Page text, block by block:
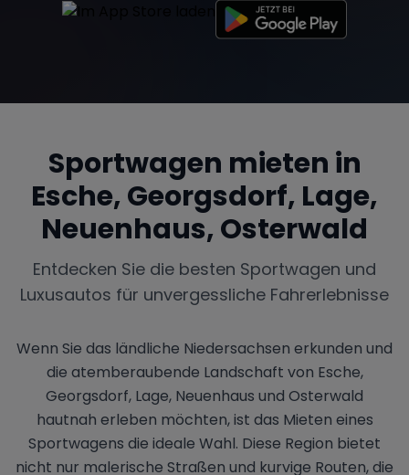
Sportwagen mieten in
Esche, Georgsdorf, Lage,
Neuenhaus, Osterwald
Entdecken Sie die besten Sportwagen und
Luxusautos für unvergessliche Fahrerlebnisse
Wenn Sie das ländliche Niedersachsen erkunden und
die atemberaubende Landschaft von Esche,
Georgsdorf, Lage, Neuenhaus und Osterwald
hautnah erleben möchten, ist das Mieten eines
Sportwagens die ideale Wahl. Diese Region bietet
nicht nur malerische Straßen und kurvige Routen, die